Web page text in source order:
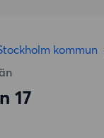
kommun
17